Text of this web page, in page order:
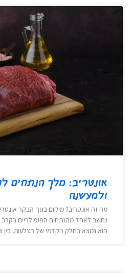
אונטריב: מלך הנתחים
ולמעשנה
נחשב לאחד מהנתחים הפופולריים בקרב
הוא נמצא בחלק הקדמי של הצלעות, בין צוואר